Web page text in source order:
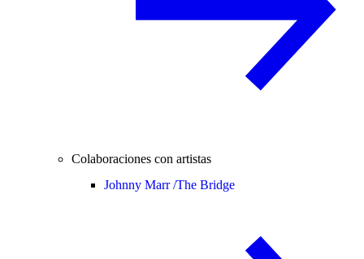
Colaboraciones con artistas
Johnny Marr /The Bridge